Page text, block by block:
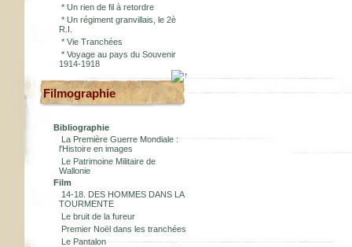
* Un rien de fil à retordre
* Un régiment granvillais, le 2è
R.I.
* Vie Tranchées
* Voyage au pays du Souvenir
1914-1918
Filmographie
Bibliographie
La Première Guerre Mondiale :
l'Histoire en images
Le Patrimoine Militaire de
Wallonie
Film
14-18. DES HOMMES DANS LA
TOURMENTE
Le bruit de la fureur
Premier Noël dans les tranchées
Le Pantalon